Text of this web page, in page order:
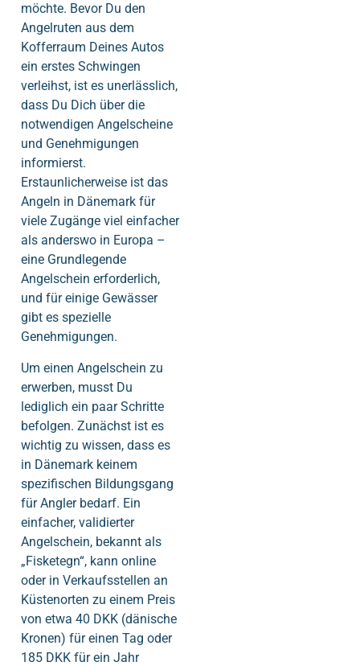
möchte. Bevor Du den
Angelruten aus dem
Kofferraum Deines Autos
ein erstes Schwingen
verleihst, ist es unerlässlich,
dass Du Dich über die
notwendigen Angelscheine
und Genehmigungen
informierst.
Erstaunlicherweise ist das
Angeln in Dänemark für
viele Zugänge viel einfacher
als anderswo in Europa –
eine Grundlegende
Angelschein erforderlich,
und für einige Gewässer
gibt es spezielle
Genehmigungen.
Um einen Angelschein zu
erwerben, musst Du
lediglich ein paar Schritte
befolgen. Zunächst ist es
wichtig zu wissen, dass es
in Dänemark keinem
spezifischen Bildungsgang
für Angler bedarf. Ein
einfacher, validierter
Angelschein, bekannt als
„Fisketegn“, kann online
oder in Verkaufsstellen an
Küstenorten zu einem Preis
von etwa 40 DKK (dänische
Kronen) für einen Tag oder
185 DKK für ein Jahr